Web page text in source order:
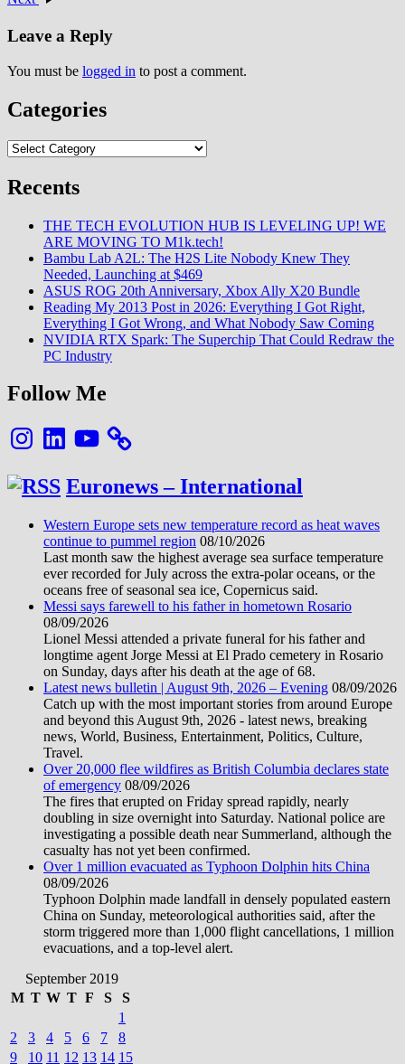
Leave a Reply
You must be logged in to post a comment.
Categories
Categories
Recents
THE TECH EVOLUTION HUB IS LEVELING UP! WE
ARE MOVING TO M1k.tech!
Bambu Lab A2L: The H2S Lite Nobody Knew They
Needed, Launching at $469
ASUS ROG 20th Anniversary, Xbox Ally X20 Bundle
Reading My 2013 Post in 2026: Everything I Got Right,
Everything I Got Wrong, and What Nobody Saw Coming
NVIDIA RTX Spark: The Superchip That Could Redraw the
PC Industry
Follow Me
InstagramLinkedInYouTube
Euronews – International
Western Europe sets new temperature record as heat waves
continue to pummel region 08/10/2026
Last month saw the highest average sea surface temperature
ever recorded for July across the extra-polar oceans, or the
oceans free of seasonal sea ice, Copernicus said.
Messi says farewell to his father in hometown Rosario
08/09/2026
Lionel Messi attended a private funeral for his father and
longtime agent Jorge Messi at El Prado cemetery in Rosario
on Sunday, days after his death at the age of 68.
Latest news bulletin | August 9th, 2026 – Evening 08/09/2026
Catch up with the most important stories from around Europe
and beyond this August 9th, 2026 - latest news, breaking
news, World, Business, Entertainment, Politics, Culture,
Travel.
Over 20,000 flee wildfires as British Columbia declares state
of emergency 08/09/2026
The fires that erupted on Friday spread rapidly, nearly
doubling in size overnight into Saturday. National police are
investigating a possible death near Summerland, although the
casualty has not yet been confirmed.
Over 1 million evacuated as Typhoon Dolphin hits China
08/09/2026
Typhoon Dolphin made landfall in densely populated eastern
China on Sunday, meteorological authorities said, after the
storm triggered more than 1,000 flight cancellations, 1 million
evacuations, and a top-level alert.
September 2019
M T W T F S
S
1
2
3 4 5 6 7
8
9
10 11 12 13 14 15